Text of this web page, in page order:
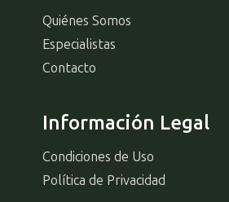
Quiénes Somos
Especialistas
Contacto
Información Legal
Condiciones de Uso
Política de Privacidad